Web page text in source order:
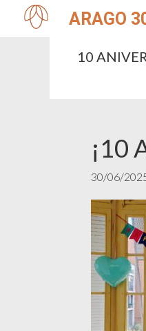
Saltar
Saltar
ARAGO
10
¡10
30/06/